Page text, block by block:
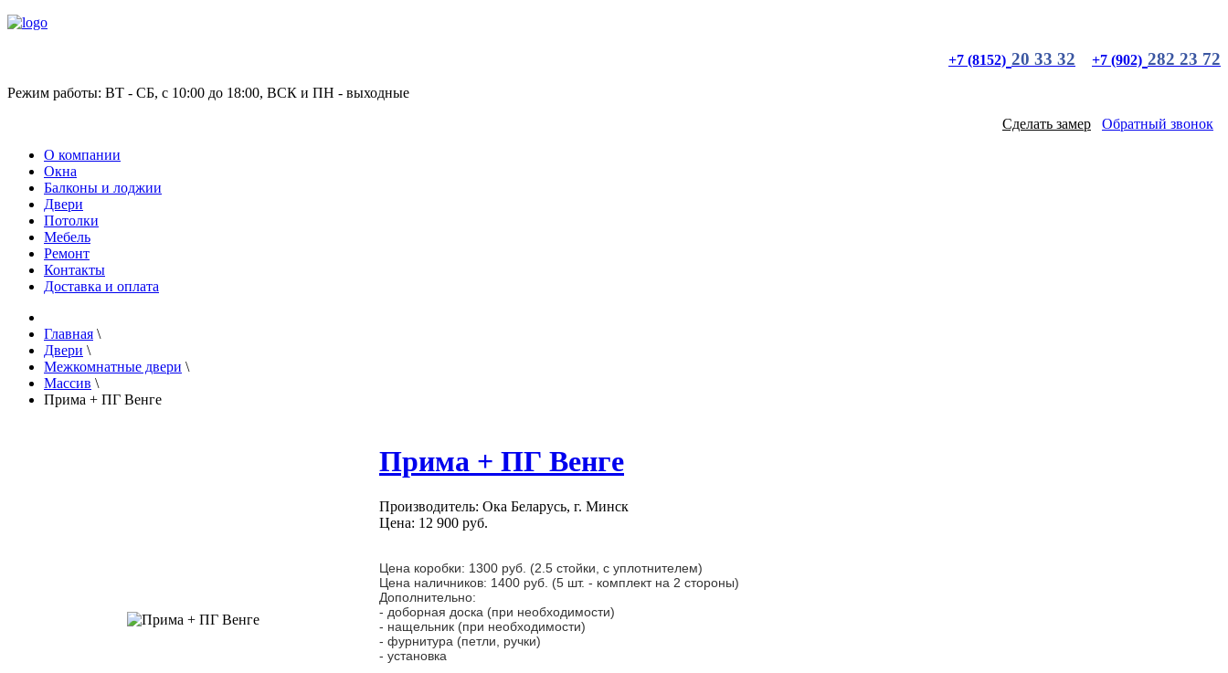
+7 (8152) 20 33 32 +7 (902) 282 23 72
Режим работы: ВТ - СБ, с 10:00 до 18:00, ВСК и ПН - выходные
Сделать замер
Обратный звонок
О компании
Окна
Балконы и лоджии
Двери
Потолки
Мебель
Ремонт
Контакты
Доставка и оплата
Главная \
Двери \
Межкомнатные двери \
Массив \
Прима + ПГ Венге
Прима + ПГ Венге
Производитель: Ока Беларусь, г. Минск
Цена: 12 900 руб.
Цена коробки: 1300 руб. (2.5 стойки, с уплотнителем)
Цена наличников: 1400 руб. (5 шт. - комплект на 2 стороны)
Дополнительно:
- доборная доска (при необходимости)
- нащельник (при необходимости)
- фурнитура (петли, ручки)
- установка